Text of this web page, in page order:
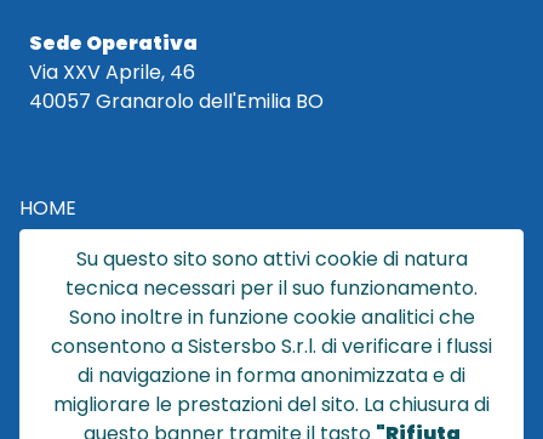
Sede Operativa
Via XXV Aprile, 46
40057 Granarolo dell'Emilia BO
HOME
CATALOGO
CHI SIAMO
NEWS
CONTATTACI
CONDIZIONI DI VENDITA
POLICY PRIVACY
Su questo sito sono attivi cookie di natura
tecnica necessari per il suo funzionamento.
Sono inoltre in funzione cookie analitici che
consentono a Sistersbo S.r.l. di verificare i flussi
di navigazione in forma anonimizzata e di
migliorare le prestazioni del sito. La chiusura di